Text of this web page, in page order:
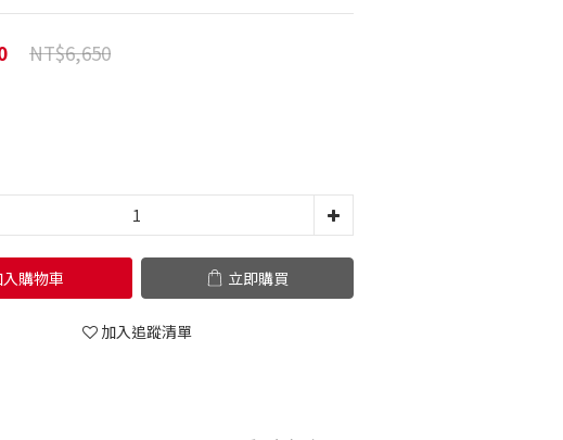
NT$6,650
入購物車 立即購買
加入追蹤清單